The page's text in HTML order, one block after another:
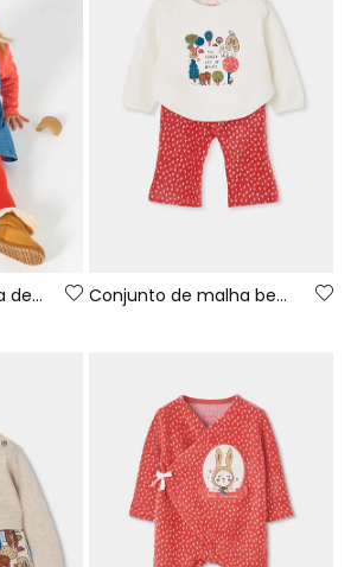
Conjunto em malha denim bebé menina vermelho bordado de urso Conjunto de malha bebé menina branco estampado floresta